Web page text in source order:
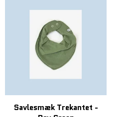
Savlesmæk Trekantet -